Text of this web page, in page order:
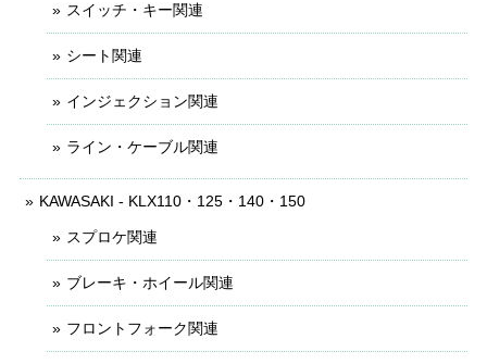
スイッチ・キー関連
シート関連
インジェクション関連
ライン・ケーブル関連
KAWASAKI - KLX110・125・140・150
スプロケ関連
ブレーキ・ホイール関連
フロントフォーク関連